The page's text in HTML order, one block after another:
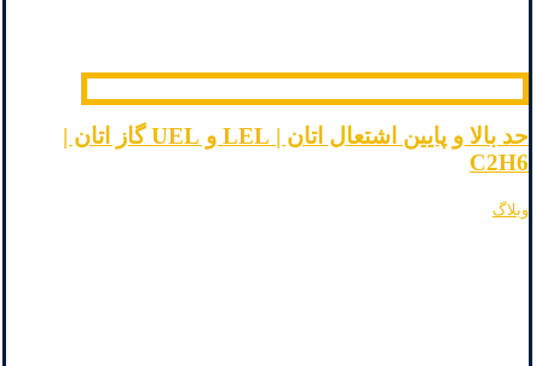
حد بالا و پایین اشتعال اتان | LEL و UEL گاز اتان |
C2H6
وبلاگ